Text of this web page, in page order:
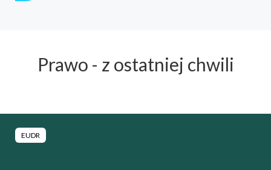
Prawo - z ostatniej chwili
EUDR